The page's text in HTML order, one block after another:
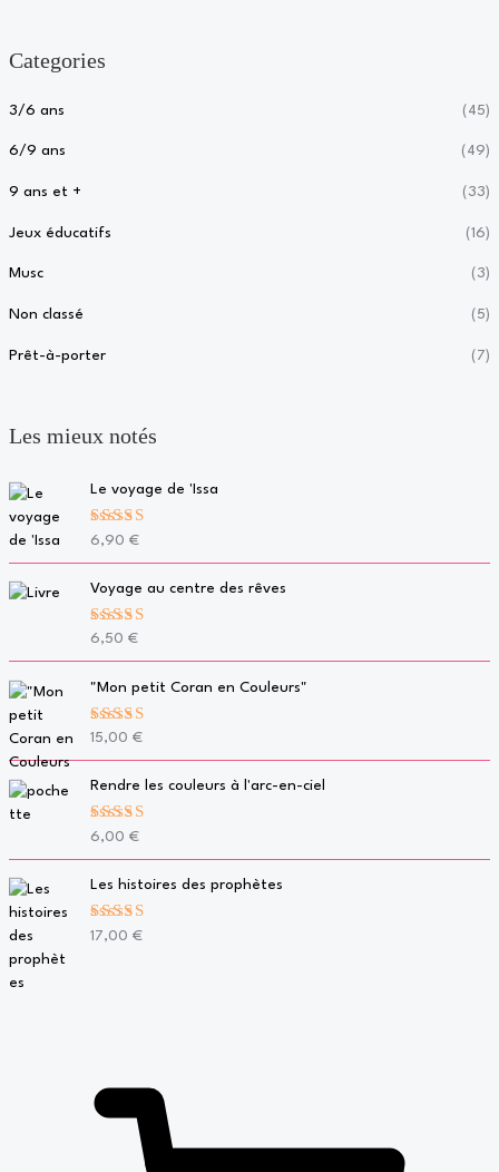
Categories
3/6 ans (45)
6/9 ans (49)
9 ans et + (33)
Jeux éducatifs (16)
Musc (3)
Non classé (5)
Prêt-à-porter (7)
Les mieux notés
Le voyage de 'Issa
Note5.00
6,90 €
Voyage au centre des rêves
Note
6,50 €
"Mon petit Coran en Couleurs"
Note5.00
15,00 €
Rendre les couleurs à l'arc-en-ciel
Note5.00
6,00 €
Les histoires des prophètes
Note5.00
17,00 €